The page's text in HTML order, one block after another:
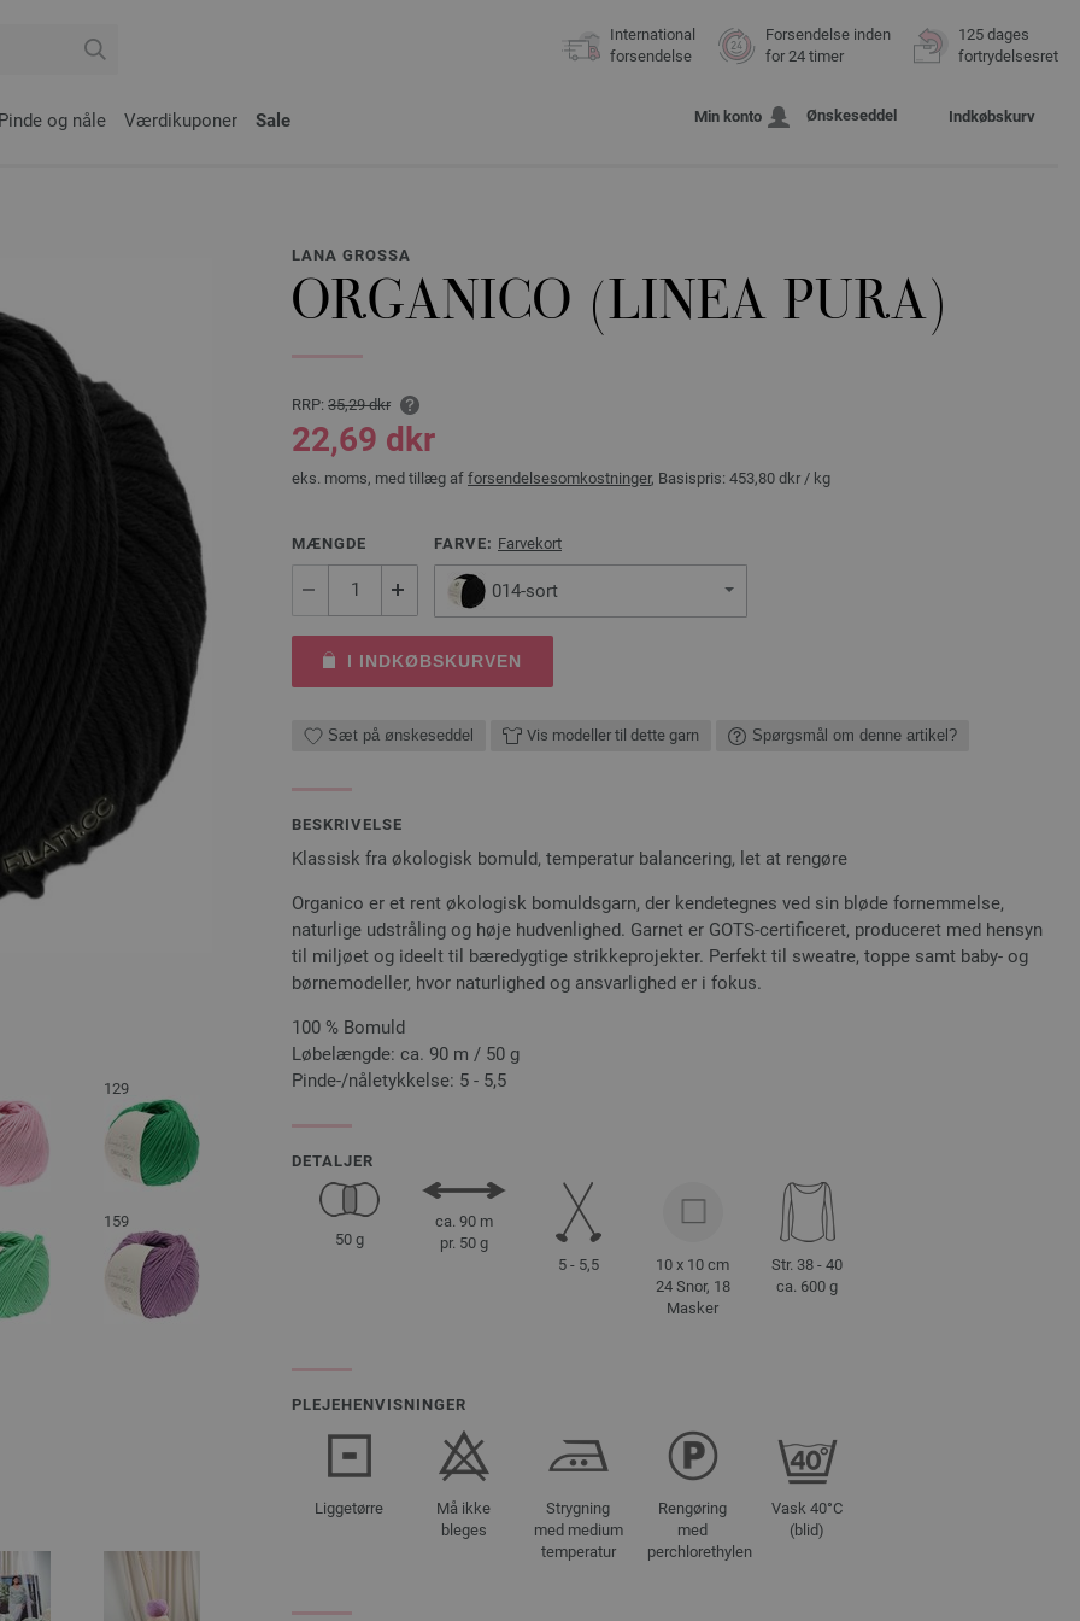
International
forsendelse
Forsendelse inden
for 24 timer
125 dages
fortrydelsesret
og nåle Værdikuponer Sale Min konto Ønskeseddel Indkøbskurv
129
159
LANA GROSSA
ORGANICO (LINEA PURA)
RRP: 35,29 dkr
22,69 dkr
eks. moms, med tillæg af forsendelsesomkostninger, Basispris: 453,80 dkr / kg
MÆNGDE FARVE: Farvekort
014-sort
I INDKØBSKURVEN
Sæt på ønskeseddel Vis modeller til dette garn Spørgsmål om denne artikel?
BESKRIVELSE
Klassisk fra økologisk bomuld, temperatur balancering, let at rengøre
Organico er et rent økologisk bomuldsgarn, der kendetegnes ved sin bløde fornemmelse,
naturlige udstråling og høje hudvenlighed. Garnet er GOTS-certificeret, produceret med hensyn
til miljøet og ideelt til bæredygtige strikkeprojekter. Perfekt til sweatre, toppe samt baby- og
børnemodeller, hvor naturlighed og ansvarlighed er i fokus.
100 % Bomuld
Løbelængde: ca. 90 m / 50 g
Pinde-/nåletykkelse: 5 - 5,5
DETALJER
50 g
ca. 90 m
pr. 50 g
5 - 5,5
10 x 10 cm
24 Snor, 18
Masker
Str. 38 - 40
ca. 600 g
PLEJEHENVISNINGER
Liggetørre
Må ikke
bleges
Strygning
med medium
temperatur
Rengøring
med
perchlorethylen
Vask 40°C
(blid)